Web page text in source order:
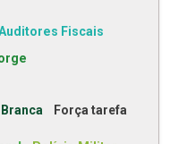
Fiscais
Força tarefa